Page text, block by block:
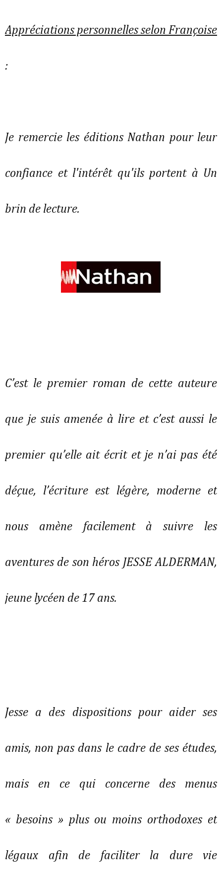
Appréciations personnelles selon Françoise
:
Je remercie les éditions Nathan pour leur
confiance et l'intérêt qu'ils portent à Un
brin de lecture.
C’est le premier roman de cette auteure
que je suis amenée à lire et c’est aussi le
premier qu’elle ait écrit et je n’ai pas été
déçue, l’écriture est légère, moderne et
nous amène facilement à suivre les
aventures de son héros JESSE ALDERMAN,
jeune lycéen de 17 ans.
Jesse a des dispositions pour aider ses
amis, non pas dans le cadre de ses études,
mais en ce qui concerne des menus
« besoins » plus ou moins orthodoxes et
légaux afin de faciliter la dure vie